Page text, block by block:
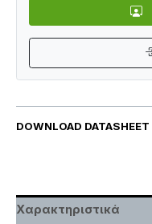
DOWNLOAD DATASHEET
Χαρακτηριστικά